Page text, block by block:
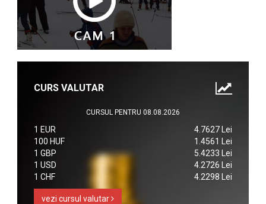
CURS VALUTAR
CURSUL PENTRU 08.08.2026
1 EUR
4.7627 Lei
100 HUF
1.4561 Lei
1 GBP
5.4233 Lei
1 USD
4.2726 Lei
1 CHF
4.2298 Lei
vezi cursul valutar